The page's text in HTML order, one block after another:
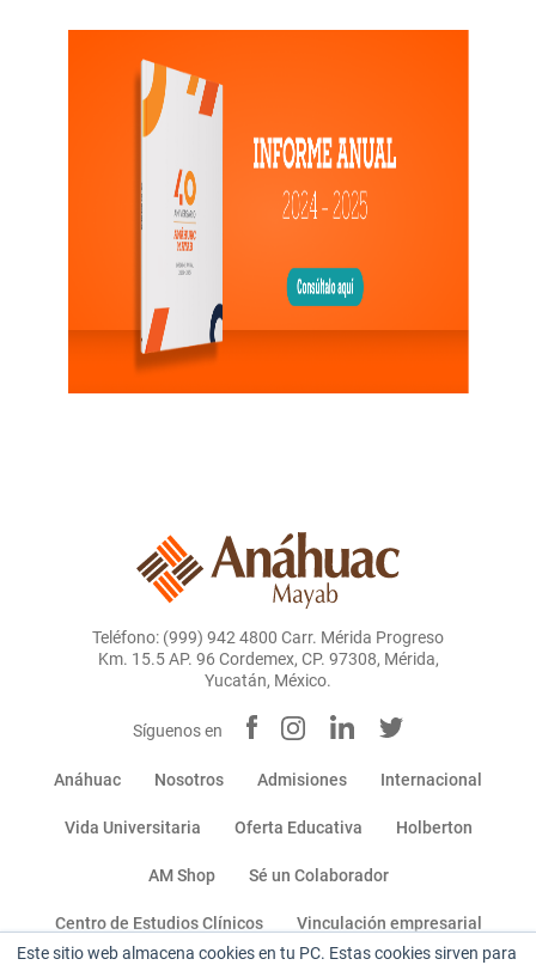
Este sitio web almacena cookies en tu PC. Estas cookies sirven para
Teléfono: (999) 942 4800 Carr. Mérida Progreso
Km. 15.5 AP. 96 Cordemex, CP. 97308, Mérida,
Yucatán, México.
Síguenos en
Anáhuac Nosotros Admisiones Internacional
Vida Universitaria Oferta Educativa Holberton
AM Shop Sé un Colaborador
Centro de Estudios Clínicos Vinculación empresarial